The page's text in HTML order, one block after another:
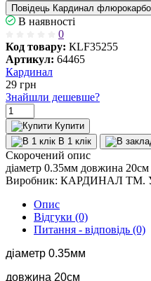
Повідець Кардинал
В наявності
0
Код товару: КLF35255
Артикул: 64465
Кардинал
29 грн
Знайшли дешевше?
Купити
В 1 клік
Скорочений опис
діаметр 0.35мм довжина
Виробник: КАРДИНАЛ ТМ.
Опис
Відгуки (0)
Питання - відповідь (0)
діаметр 0.35мм
довжина 20см